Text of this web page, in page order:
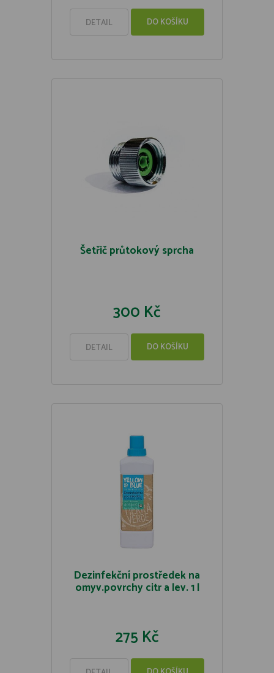
DETAIL DO KOŠÍKU
Šetřič průtokový sprcha
300 Kč
DETAIL DO KOŠÍKU
Dezinfekční prostředek na
omyv.povrchy citr a lev. 1 l
275 Kč